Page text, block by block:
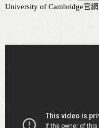
University of Cambridge官網